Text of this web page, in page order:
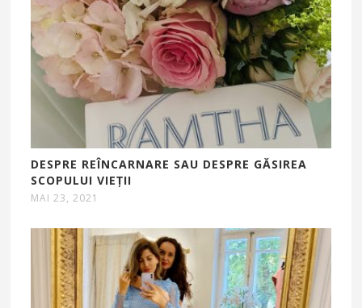
DESPRE REÎNCARNARE SAU DESPRE GĂSIREA
SCOPULUI VIEȚII
MAI 23, 2021